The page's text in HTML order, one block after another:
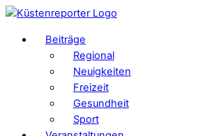
Beiträge
Regional
Neuigkeiten
Freizeit
Gesundheit
Sport